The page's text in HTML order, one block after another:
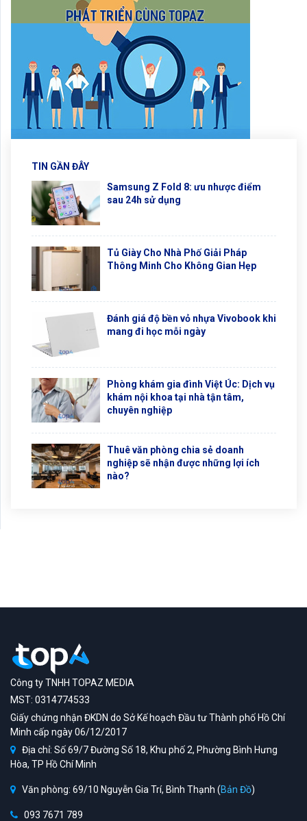
TIN GẦN ĐÂY
Samsung Z Fold 8: ưu nhược điểm
sau 24h sử dụng
Tủ Giày Cho Nhà Phố Giải Pháp
Thông Minh Cho Không Gian Hẹp
Đánh giá độ bền vỏ nhựa Vivobook khi
mang đi học mỗi ngày
Phòng khám gia đình Việt Úc: Dịch vụ
khám nội khoa tại nhà tận tâm,
chuyên nghiệp
Thuê văn phòng chia sẻ doanh
nghiệp sẽ nhận được những lợi ích
nào?
Công ty TNHH TOPAZ MEDIA
MST: 0314774533
Giấy chứng nhận ĐKDN do Sở Kế hoạch Đầu tư Thành phố Hồ Chí
Minh cấp ngày 06/12/2017
Địa chỉ: Số 69/7 Đường Số 18, Khu phố 2, Phường Bình Hưng
Hòa, TP Hồ Chí Minh
Văn phòng: 69/10 Nguyễn Gia Trí, Bình Thạnh (Bản Đồ)
093 7671 789